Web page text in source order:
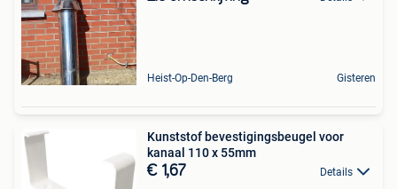
Heist-Op-Den-Berg Gisteren
Kunststof bevestigingsbeugel voor
kanaal 110 x 55mm
€ 1,67 Details